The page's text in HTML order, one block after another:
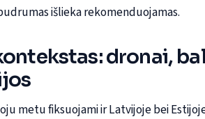
išlieka rekomenduojamas.
dronai,
metu fiksuojami ir Latvijoje bei